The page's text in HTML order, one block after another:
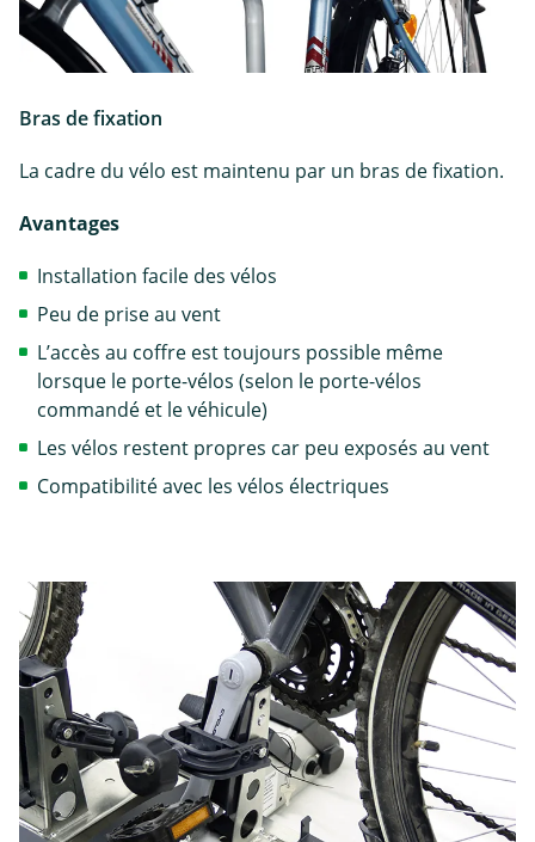
Bras de fixation
La cadre du vélo est maintenu par un bras de fixation.
Avantages
Installation facile des vélos
Peu de prise au vent
L’accès au coffre est toujours possible même
lorsque le porte-vélos (selon le porte-vélos
commandé et le véhicule)
Les vélos restent propres car peu exposés au vent
Compatibilité avec les vélos électriques